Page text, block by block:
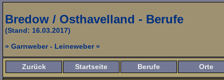
Bredow / Osthavelland - Berufe
(Stand: 16.03.2017)
» Garnweber - Leineweber «
Zurück Startseite Berufe Orte